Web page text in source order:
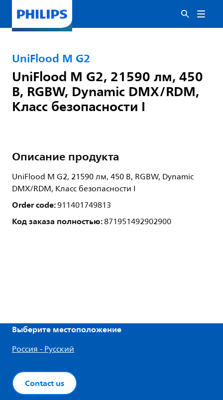
UniFlood M G2
UniFlood M G2, 21590 лм, 450
В, RGBW, Dynamic DMX/RDM,
Класс безопасности I
Описание продукта
UniFlood M G2, 21590 лм, 450 В, RGBW, Dynamic
DMX/RDM, Класс безопасности I
Order code:911401749813
Код заказа полностью:871951492902900
Выберите местоположение
Россия - Русский
Contact us